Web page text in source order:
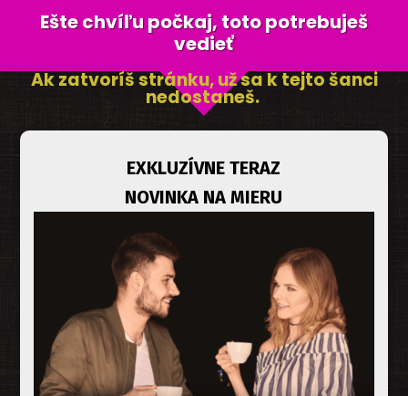
Ešte chvíľu počkaj, toto potrebuješ
vedieť
Ak zatvoríš stránku, už sa k tejto šanci
nedostaneš.
EXKLUZÍVNE TERAZ
NOVINKA NA MIERU